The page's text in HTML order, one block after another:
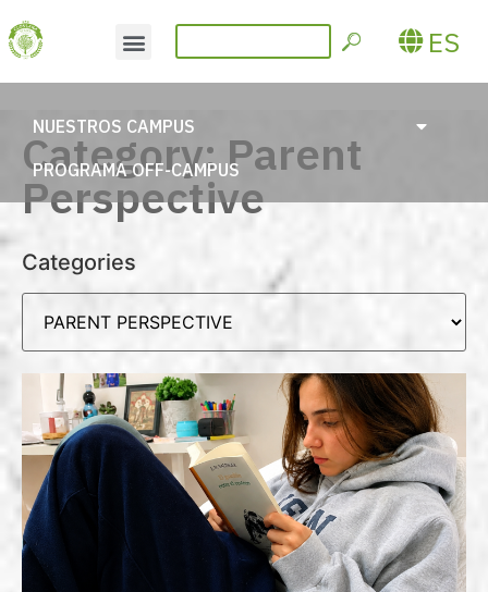
ES
NUESTROS CAMPUS
PROGRAMA OFF-CAMPUS
Category: Parent
Perspective
Categories